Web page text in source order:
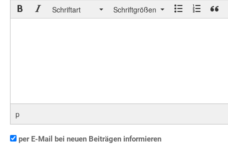
Schriftart Schriftgrößen
p
per E-Mail bei neuen Beiträgen informieren